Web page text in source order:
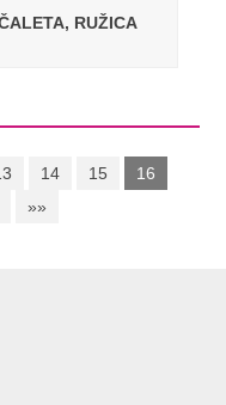
RUŽICA
14 15
16
»»